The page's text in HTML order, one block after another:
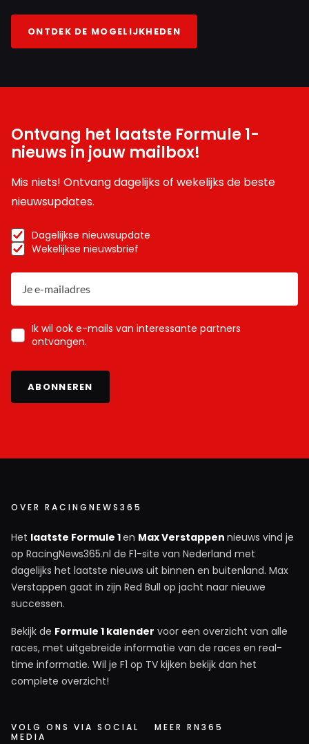
ONTDEK DE MOGELIJKHEDEN
Ontvang het laatste Formule 1-
nieuws in jouw mailbox!
Mis niets! Ontvang dagelijks of wekelijks de beste
nieuwsupdates.
Dagelijkse nieuwsupdate
Wekelijkse nieuwsbrief
Ik wil ook e-mails van interessante partners
ontvangen.
ABONNEREN
OVER RACINGNEWS365
Het laatste Formule 1en Max Verstappen nieuws vind je
op RacingNews365.nl de F1-site van Nederland met
dagelijks het laatste nieuws uit binnen en buitenland. Max
Verstappen gaat in zijn Red Bull op jacht naar nieuwe
successen.
Bekijk de Formule 1 kalender voor een overzicht van alle
races, met uitgebreide informatie van de races en real-
time informatie. Wil je F1 op TV kijken bekijk dan het
complete overzicht!
VOLG ONS VIA SOCIAL
MEDIA
MEER RN365